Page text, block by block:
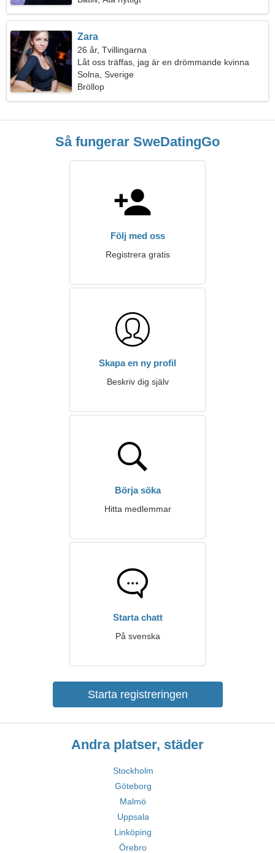
Zara
26 år, Tvillingarna
Låt oss träffas, jag är en drömmande kvinna
Solna, Sverige
Bröllop
Så fungerar SweDatingGo
Följ med oss
Registrera gratis
Skapa en ny profil
Beskriv dig själv
Börja söka
Hitta medlemmar
Starta chatt
På svenska
Starta registreringen
Andra platser, städer
Stockholm
Göteborg
Malmö
Uppsala
Linköping
Örebro